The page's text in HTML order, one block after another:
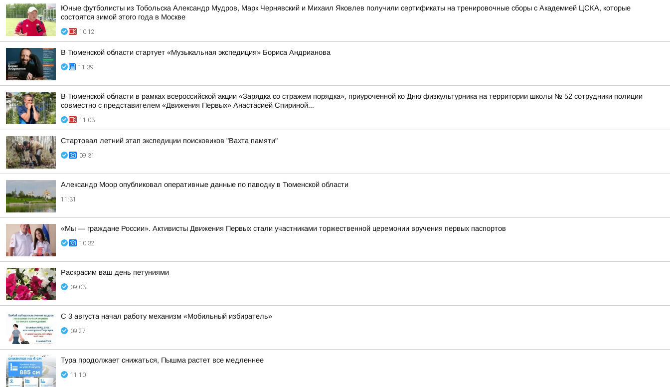
Юные футболисты из Тобольска Александр Мудров, Марк Чернявский и Михаил Яковлев получили сертификаты на тренировочные сборы с Академией ЦСКА, которые
состоятся зимой этого года в Москве
10:12
В Тюменской области стартует «Музыкальная экспедиция» Бориса Андрианова
11:39
В Тюменской области в рамках всероссийской акции «Зарядка со стражем порядка», приуроченной ко Дню физкультурника на территории школы № 52 сотрудники полиции
совместно с представителем «Движения Первых» Анастасией Спириной...
11:03
Стартовал летний этап экспедиции поисковиков "Вахта памяти"
09:31
Александр Моор опубликовал оперативные данные по паводку в Тюменской области
11:31
«Мы — граждане России». Активисты Движения Первых стали участниками торжественной церемонии вручения первых паспортов
10:32
Раскрасим ваш день петуниями
09:03
С 3 августа начал работу механизм «Мобильный избиратель»
09:27
Тура продолжает снижаться, Пышма растет все медленнее
11:10